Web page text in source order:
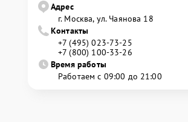
Адрес
г. Москва, ул. Чаянова 18
Контакты
+7 (495) 023-73-25
+7 (800) 100-33-26
Время работы
Работаем с 09:00 до 21:00